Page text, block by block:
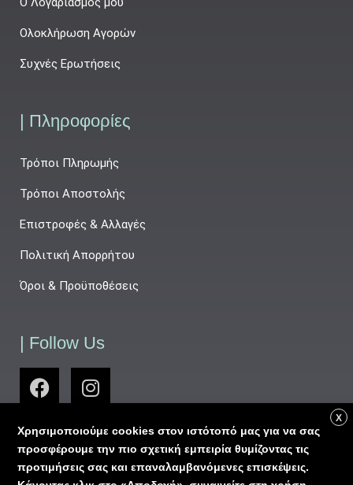
Ολοκλήρωση Αγορών
Συχνές Ερωτήσεις
| Πληροφορίες
Τρόποι Πληρωμής
Τρόποι Αποστολής
Επιστροφές & Αλλαγές
Πολιτική Απορρήτου
Όροι & Προϋποθέσεις
| Follow Us
X
Χρησιμοποιούμε cookies στον ιστότοπό μας για να σας
προσφέρουμε την πιο σχετική εμπειρία θυμίζοντας τις
προτιμήσεις σας και επαναλαμβανόμενες επισκέψεις.